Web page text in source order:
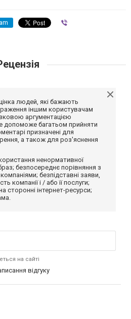
людей, які бажають
іншим користувачам
аргументацією
допоможе багатьом прийняти
призначені для
а також для роз'яснення
ненормативної
безпосереднє порівняння з
безпідставні заяви,
компанії і / або її послуги;
сторонні інтернет-ресурси;
на сайті
відгуку